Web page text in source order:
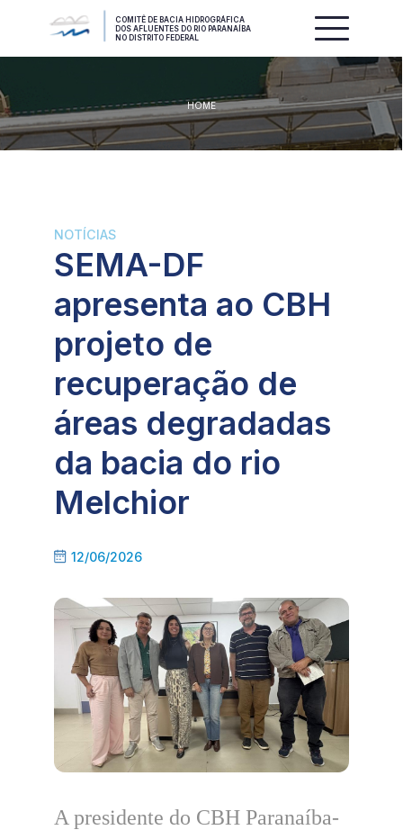
COMITÊ DE BACIA HIDROGRÁFICA
DOS AFLUENTES DO RIO PARANAÍBA
NO DISTRITO FEDERAL
HOME
NOTÍCIAS
SEMA-DF
apresenta ao CBH
projeto de
recuperação de
áreas degradadas
da bacia do rio
Melchior
12/06/2026
A presidente do CBH Paranaíba-